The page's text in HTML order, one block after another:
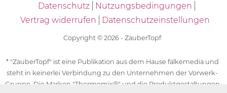
Datenschutz
Nutzungsbedingungen
Vertrag widerrufen
Datenschutzeinstellungen
Copyright © 2026 - ZauberTopf
* "ZauberTopf" ist eine Publikation aus dem Hause falkemedia und
steht in keinerlei Verbindung zu den Unternehmen der Vorwerk-
Gruppe. Die Marken "Thermomix®" und die Produktgestaltungen